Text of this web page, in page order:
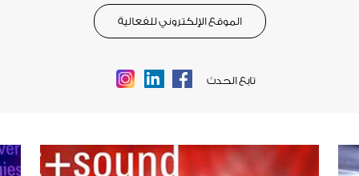
الموقع الإلكتروني للفعالية
تابع الحدث Facebook
LinkedIn
Instagram